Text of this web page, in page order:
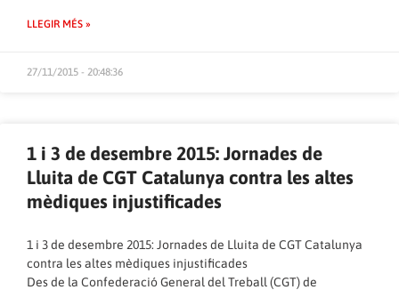
LLEGIR MÉS »
27/11/2015 - 20:48:36
1 i 3 de desembre 2015: Jornades de
Lluita de CGT Catalunya contra les altes
mèdiques injustificades
1 i 3 de desembre 2015: Jornades de Lluita de CGT Catalunya
contra les altes mèdiques injustificades
Des de la Confederació General del Treball (CGT) de